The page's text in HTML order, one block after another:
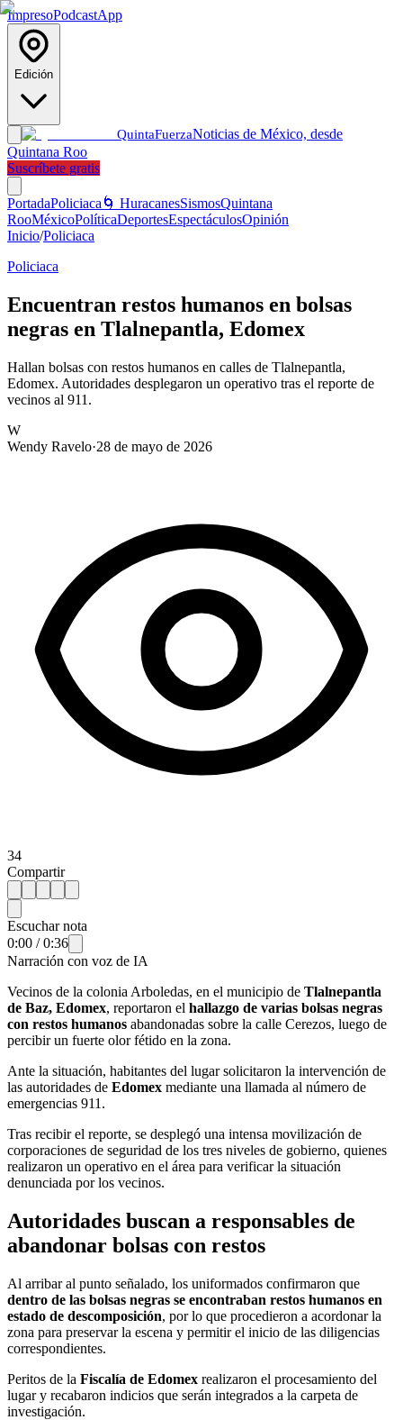
ImpresoPodcastApp
Edición
QuintaFuerzaNoticias de México, desde
Quintana Roo
Suscríbete gratis
PortadaPoliciaca 🌀 HuracanesSismosQuintana
RooMéxicoPolíticaDeportesEspectáculosOpinión
Inicio/Policiaca
Policiaca
Encuentran restos humanos en bolsas
negras en Tlalnepantla, Edomex
Hallan bolsas con restos humanos en calles de Tlalnepantla,
Edomex. Autoridades desplegaron un operativo tras el reporte de
vecinos al 911.
W
Wendy Ravelo·28 de mayo de 2026
34
Compartir
Escuchar nota
0:00 /0:36
Narración con voz de IA
Vecinos de la colonia Arboledas, en el municipio de Tlalnepantla
de Baz, Edomex, reportaron el hallazgo de varias bolsas negras
con restos humanos abandonadas sobre la calle Cerezos, luego de
percibir un fuerte olor fétido en la zona.
Ante la situación, habitantes del lugar solicitaron la intervención de
las autoridades de Edomex mediante una llamada al número de
emergencias 911.
Tras recibir el reporte, se desplegó una intensa movilización de
corporaciones de seguridad de los tres niveles de gobierno, quienes
realizaron un operativo en el área para verificar la situación
denunciada por los vecinos.
Autoridades buscan a responsables de
abandonar bolsas con restos
Al arribar al punto señalado, los uniformados confirmaron que
dentro de las bolsas negras se encontraban restos humanos en
estado de descomposición, por lo que procedieron a acordonar la
zona para preservar la escena y permitir el inicio de las diligencias
correspondientes.
Peritos de la Fiscalía de Edomex realizaron el procesamiento del
lugar y recabaron indicios que serán integrados a la carpeta de
investigación.